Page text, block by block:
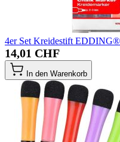
4er Set Kreidestift
14,01 CHF
In den Warenkorb